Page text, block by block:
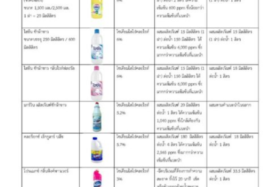
ริมดอยรีสอร์ท
ริมน้ำปัวแคมป์ปิ้ง
ฤทธิ์รดาโฮม
สลีพ&ฟิชชิ่ง